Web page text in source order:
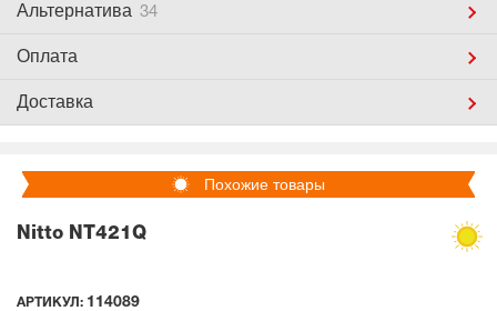
Альтернатива 34
Оплата
Доставка
Похожие товары
Nitto NT421Q
АРТИКУЛ: 114089